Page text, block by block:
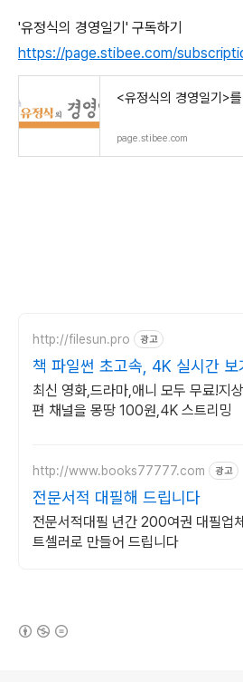
'유정식의 경영일기' 구독하기
https://page.stibee.com/
<유정식의 경영일기>
page.stibee.com
http://filesun.pro 광고
책 파일썬 초고속, 4K 실시간 보
최신 영화,드라마,애니 모두 무료!지
편 채널을 몽땅 100원,4K 스트리밍
http://www.books77777.com 광고
전문서적 대필해 드립니다
전문서적대필 년간 200여권 대필업
트셀러로 만들어 드립니다